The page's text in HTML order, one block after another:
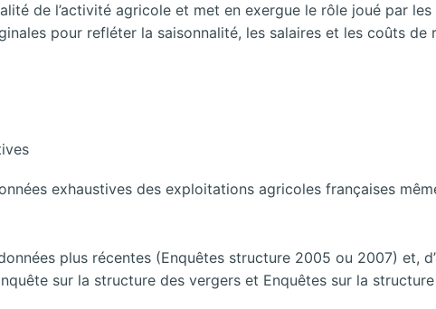
de l’activité agricole et met en exergue le rôle joué par
pour refléter la saisonnalité, les salaires et les coûts de
exhaustives des exploitations agricoles françaises
plus récentes (Enquêtes structure 2005 ou 2007) et,
sur la structure des vergers et Enquêtes sur la